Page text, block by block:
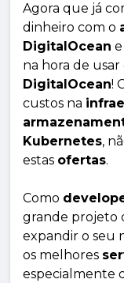
Agora que já
dinheiro com o
DigitalOcean
na hora de usar
DigitalOcean!
custos na
Kubernetes,
estas ofertas.
Como
grande projeto
expandir o seu
os melhores
especialmente